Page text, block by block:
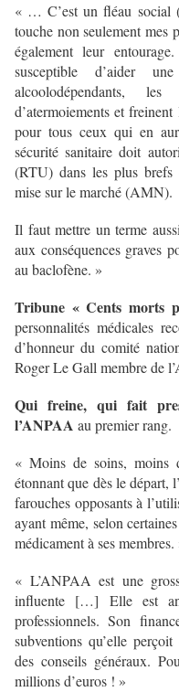
« … C’est un fléau social
touche non seulement mes
également leur
susceptible d’aider
alcoolodépendants,
d’atermoiements et
pour tous ceux qui en
sécurité sanitaire doit
(RTU) dans les plus brefs
mise sur le marché (AMN).
Il faut mettre un terme
aux conséquences graves
au baclofène. »
Tribune « Cents morts
personnalités médicales
d’honneur du comité
Roger Le Gall membre de
Qui freine, qui fait
l’ANPAA au premier rang.
« Moins de soins, moins
étonnant que dès le départ,
farouches opposants à
ayant même, selon
médicament à ses membres.
« L’ANPAA est une
influente […] Elle est
professionnels. Son
subventions qu’elle
des conseils généraux.
millions d’euros ! »